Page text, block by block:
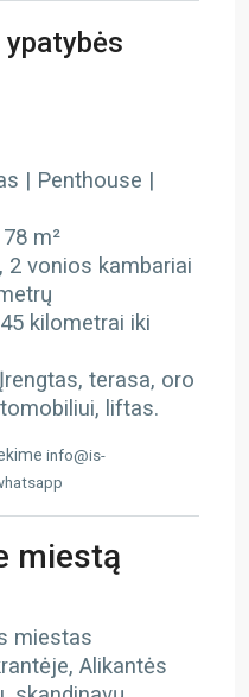
| Penthouse |
m²
2 vonios kambariai
kilometrai iki
terasa, oro
liftas.
info@is-
miestą
miestas
Alikantės